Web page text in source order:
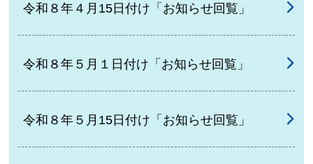
令和８年４月15日付け「お知らせ回覧」
令和８年５月１日付け「お知らせ回覧」
令和８年５月15日付け「お知らせ回覧」